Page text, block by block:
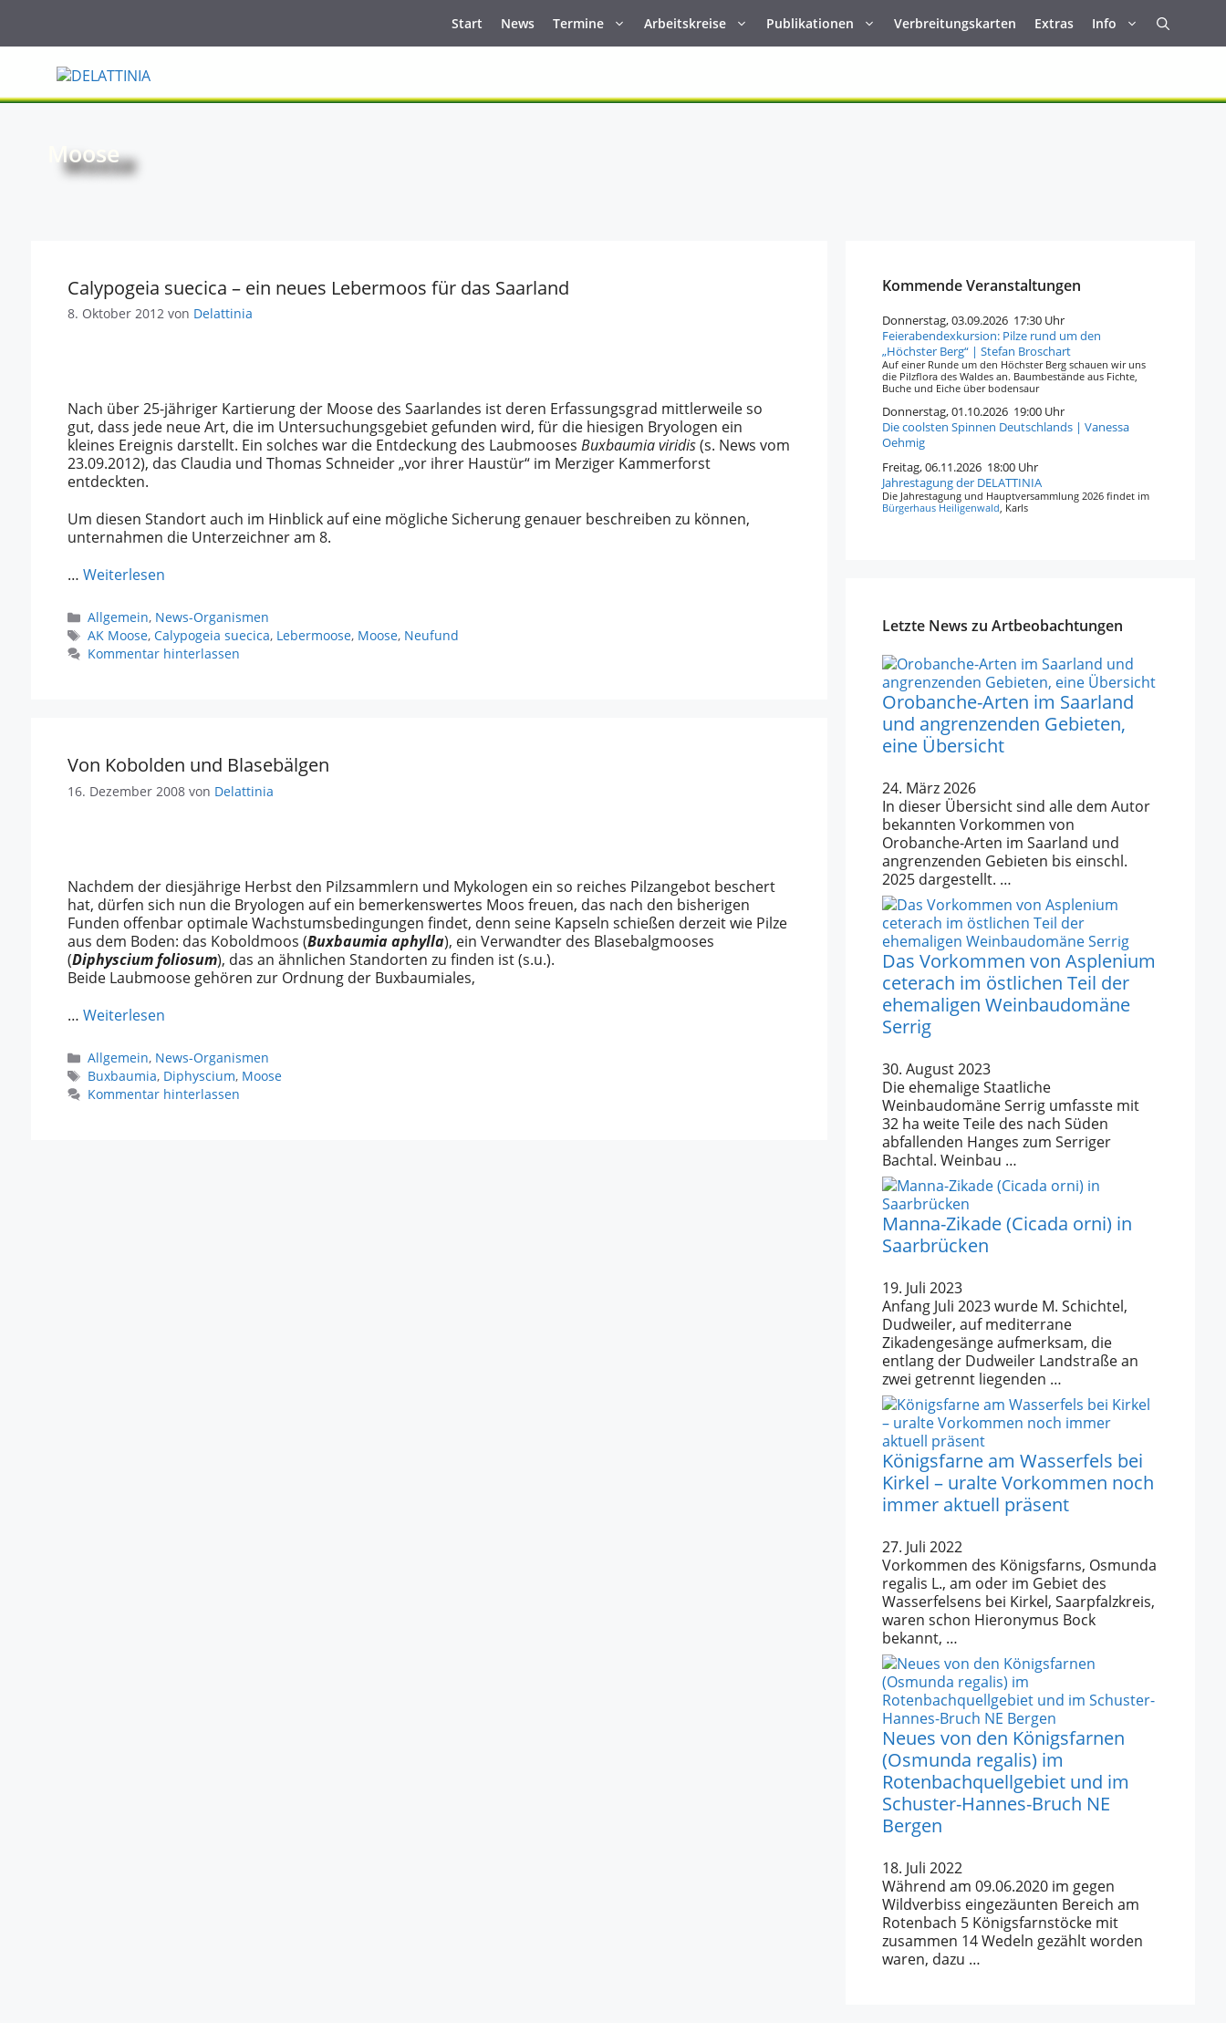
springen
Start News Termine Arbeitskreise Publikationen Verbreitungskarten Extras Info
Moose
Calypogeia suecica – ein neues Lebermoos für das Saarland
8. Oktober 2012 von Delattinia
Nach über 25-jähriger Kartierung der Moose des Saarlandes ist deren Erfassungsgrad mittlerweile so
gut, dass jede neue Art, die im Untersuchungsgebiet gefunden wird, für die hiesigen Bryologen ein
kleines Ereignis darstellt. Ein solches war die Entdeckung des Laubmooses Buxbaumia viridis(s. News vom
23.09.2012), das Claudia und Thomas Schneider „vor ihrer Haustür“ im Merziger Kammerforst
entdeckten.
Um diesen Standort auch im Hinblick auf eine mögliche Sicherung genauer beschreiben zu können,
unternahmen die Unterzeichner am 8.
… Weiterlesen
Kategorien
Allgemein, News-Organismen
Schlagwörter
AK Moose, Calypogeia suecica, Lebermoose, Moose, Neufund
Kommentar hinterlassen
Von Kobolden und Blasebälgen
16. Dezember 2008 von Delattinia
Nachdem der diesjährige Herbst den Pilzsammlern und Mykologen ein so reiches Pilzangebot beschert
hat, dürfen sich nun die Bryologen auf ein bemerkenswertes Moos freuen, das nach den bisherigen
Funden offenbar optimale Wachstumsbedingungen findet, denn seine Kapseln schießen derzeit wie Pilze
aus dem Boden: das Koboldmoos (Buxbaumia aphylla), ein Verwandter des Blasebalgmooses
(Diphyscium foliosum), das an ähnlichen Standorten zu finden ist (s.u.).
Beide Laubmoose gehören zur Ordnung der Buxbaumiales,
… Weiterlesen
Kategorien
Allgemein, News-Organismen
Schlagwörter
Buxbaumia, Diphyscium, Moose
Kommentar hinterlassen
Kommende Veranstaltungen
Donnerstag, 03.09.2026 17:30 Uhr
Feierabendexkursion: Pilze rund um den
„Höchster Berg“ | Stefan Broschart
Auf einer Runde um den Höchster Berg schauen wir uns
die Pilzflora des Waldes an. Baumbestände aus Fichte,
Buche und Eiche über bodensaur
Donnerstag, 01.10.2026 19:00 Uhr
Die coolsten Spinnen Deutschlands | Vanessa
Oehmig
Freitag, 06.11.2026 18:00 Uhr
Jahrestagung der DELATTINIA
Die Jahrestagung und Hauptversammlung 2026 findet im
Bürgerhaus Heiligenwald, Karls
Letzte News zu Artbeobachtungen
Orobanche-Arten im Saarland
und angrenzenden Gebieten,
eine Übersicht
24. März 2026
In dieser Übersicht sind alle dem Autor
bekannten Vorkommen von
Orobanche-Arten im Saarland und
angrenzenden Gebieten bis einschl.
2025 dargestellt. …
Das Vorkommen von Asplenium
ceterach im östlichen Teil der
ehemaligen Weinbaudomäne
Serrig
30. August 2023
Die ehemalige Staatliche
Weinbaudomäne Serrig umfasste mit
32 ha weite Teile des nach Süden
abfallenden Hanges zum Serriger
Bachtal. Weinbau …
Manna-Zikade (Cicada orni) in
Saarbrücken
19. Juli 2023
Anfang Juli 2023 wurde M. Schichtel,
Dudweiler, auf mediterrane
Zikadengesänge aufmerksam, die
entlang der Dudweiler Landstraße an
zwei getrennt liegenden …
Königsfarne am Wasserfels bei
Kirkel – uralte Vorkommen noch
immer aktuell präsent
27. Juli 2022
Vorkommen des Königsfarns, Osmunda
regalis L., am oder im Gebiet des
Wasserfelsens bei Kirkel, Saarpfalzkreis,
waren schon Hieronymus Bock
bekannt, …
Neues von den Königsfarnen
(Osmunda regalis) im
Rotenbachquellgebiet und im
Schuster-Hannes-Bruch NE
Bergen
18. Juli 2022
Während am 09.06.2020 im gegen
Wildverbiss eingezäunten Bereich am
Rotenbach 5 Königsfarnstöcke mit
zusammen 14 Wedeln gezählt worden
waren, dazu …